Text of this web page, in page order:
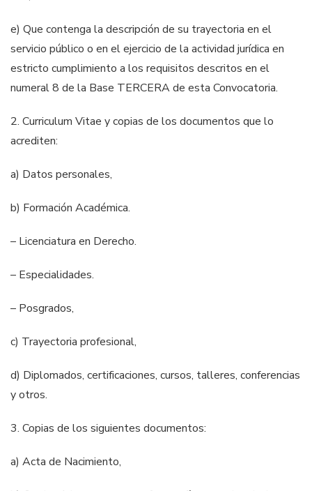
e) Que contenga la descripción de su trayectoria en el
servicio público o en elejercicio de la actividad jurídica en
estricto cumplimiento a los requisitos descritos en el
numeral 8 de la Base TERCERA de esta Convocatoria.
2. Curriculum Vitae y copias de los documentos que lo
acrediten:
a) Datos personales,
b) Formación Académica.
– Licenciatura en Derecho.
– Especialidades.
– Posgrados,
c) Trayectoria profesional,
d) Diplomados, certificaciones, cursos, talleres, conferencias
y otros.
3. Copias de los siguientes documentos:
a) Acta de Nacimiento,